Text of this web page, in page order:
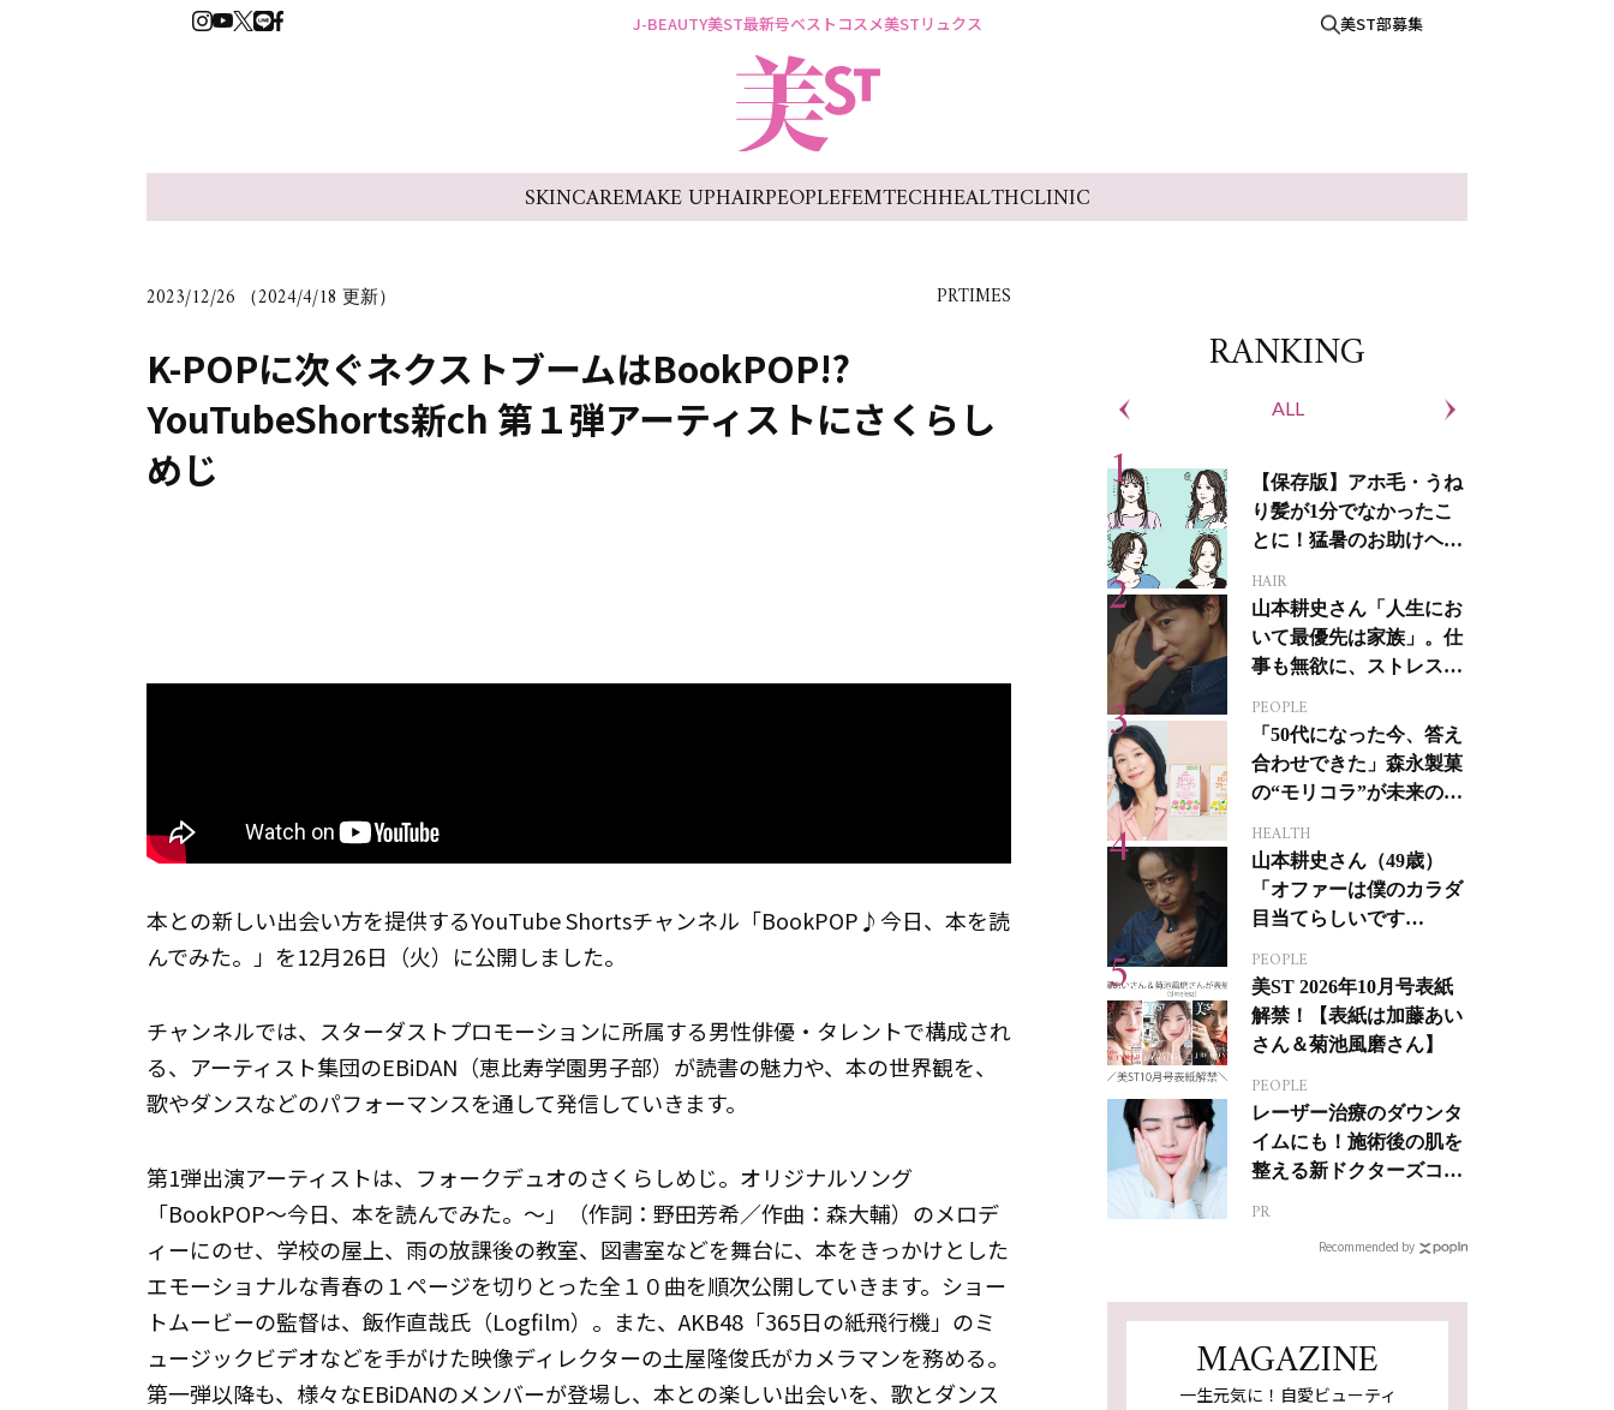
J-BEAUTY美ST最新号ベストコスメ美STリュクス 美ST部募集
SKINCAREMAKE UPHAIRPEOPLEFEMTECHHEALTHCLINIC
2023/12/26 （2024/4/18 更新） PRTIMES
K-POPに次ぐネクストブームはBookPOP!?
YouTubeShorts新ch 第１弾アーティストにさくらし
めじ
本との新しい出会い方を提供するYouTube Shortsチャンネル「BookPOP♪今日、本を読
んでみた。」を12月26日（火）に公開しました。
チャンネルでは、スターダストプロモーションに所属する男性俳優・タレントで構成され
る、アーティスト集団のEBiDAN（恵比寿学園男子部）が読書の魅力や、本の世界観を、
歌やダンスなどのパフォーマンスを通して発信していきます。
第1弾出演アーティストは、フォークデュオのさくらしめじ。オリジナルソング
「BookPOP～今日、本を読んでみた。～」（作詞：野田芳希／作曲：森大輔）のメロデ
ィーにのせ、学校の屋上、雨の放課後の教室、図書室などを舞台に、本をきっかけとした
エモーショナルな青春の１ページを切りとった全１０曲を順次公開していきます。ショー
トムービーの監督は、飯作直哉氏（Logfilm）。また、AKB48「365日の紙飛行機」のミ
ュージックビデオなどを手がけた映像ディレクターの土屋隆俊氏がカメラマンを務める。
第一弾以降も、様々なEBiDANのメンバーが登場し、本との楽しい出会いを、歌とダンス
RANKING
ALL
【保存版】アホ毛・うね
り髪が1分でなかったこ
とに！猛暑のお助けヘア
HAIR
山本耕史さん「人生にお
いて最優先は家族」。仕
事も無欲に、ストレスを
PEOPLE
「50代になった今、答え
合わせできた」森永製菓
の“モリコラ”が未来のキ
HEALTH
山本耕史さん（49歳）
「オファーは僕のカラダ
目当てらしいです
ジカルへの挑戦
PEOPLE
美ST 2026年10月号表紙
解禁！【表紙は加藤あい
さん＆菊池風磨さん】
PEOPLE
レーザー治療のダウンタ
イムにも！施術後の肌を
整える新ドクターズコス
PR
Recommended by
MAGAZINE
一生元気に！自愛ビューティ